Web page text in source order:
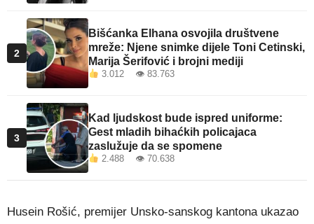
2
Bišćanka Elhana osvojila društvene
mreže: Njene snimke dijele Toni Cetinski,
Marija Šerifović i brojni mediji
3.012 👁 83.763
3
Kad ljudskost bude ispred uniforme:
Gest mladih bihaćkih policajaca
zaslužuje da se spomene
2.488 👁 70.638
Husein Rošić, premijer Unsko-sanskog kantona ukazao